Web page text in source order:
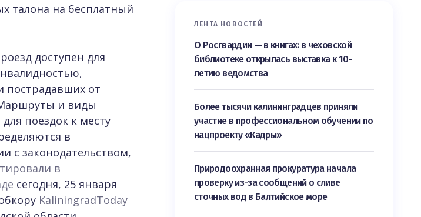
талона на бесплатный
доступен для
пострадавших от
и виды
поездок к месту
в
с законодательством,
в
сегодня, 25 января
KaliningradToday
ЛЕНТА НОВОСТЕЙ
О Росгвардии — в книгах: в чеховской
библиотеке открылась выставка к 10-
летию ведомства
Более тысячи калининградцев приняли
участие в профессиональном обучении по
нацпроекту «Кадры»
Природоохранная прокуратура начала
проверку из-за сообщений о сливе
сточных вод в Балтийское море